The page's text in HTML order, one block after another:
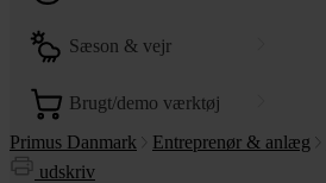
sæson & vejr
brugt/demo værktøj
Primus Danmark
Entreprenør & anlæg
udskriv